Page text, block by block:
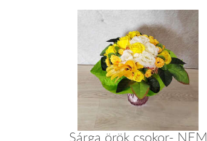
Sárga örök csokor- NEM